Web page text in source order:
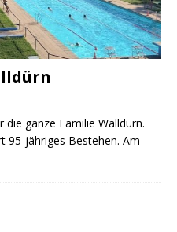
ganze Familie Walldürn.
95-jähriges Bestehen. Am